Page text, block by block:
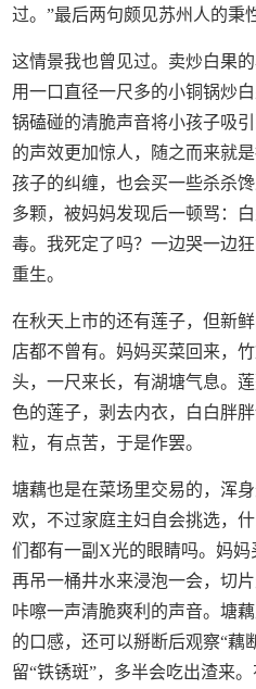
过。”最后两句颇见苏州人的秉
这情景我也曾见过。卖炒白果
用一口直径一尺多的小铜锅炒
锅磕碰的清脆声音将小孩子吸
的声效更加惊人，随之而来就
孩子的纠缠，也会买一些杀杀
多颗，被妈妈发现后一顿骂：
毒。我死定了吗？一边哭一边
重生。
在秋天上市的还有莲子，但新
店都不曾有。妈妈买菜回来，
头，一尺来长，有湖塘气息。
色的莲子，剥去内衣，白白胖
粒，有点苦，于是作罢。
塘藕也是在菜场里交易的，浑
欢，不过家庭主妇自会挑选，
们都有一副X光的眼睛吗。妈妈
再吊一桶井水来浸泡一会，切
咔嚓一声清脆爽利的声音。塘
的口感，还可以掰断后观察“藕
留“铁锈斑”，多半会吃出渣来